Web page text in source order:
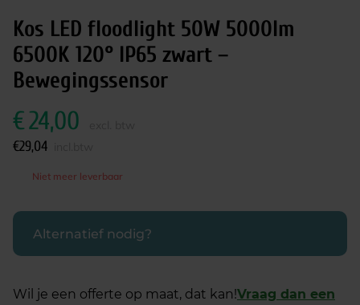
Kos LED floodlight 50W 5000lm
6500K 120° IP65 zwart –
Bewegingssensor
€24,00
€29,04
Niet meer leverbaar
Alternatief nodig?
Wil je een offerte op maat, dat kan!Vraag dan een